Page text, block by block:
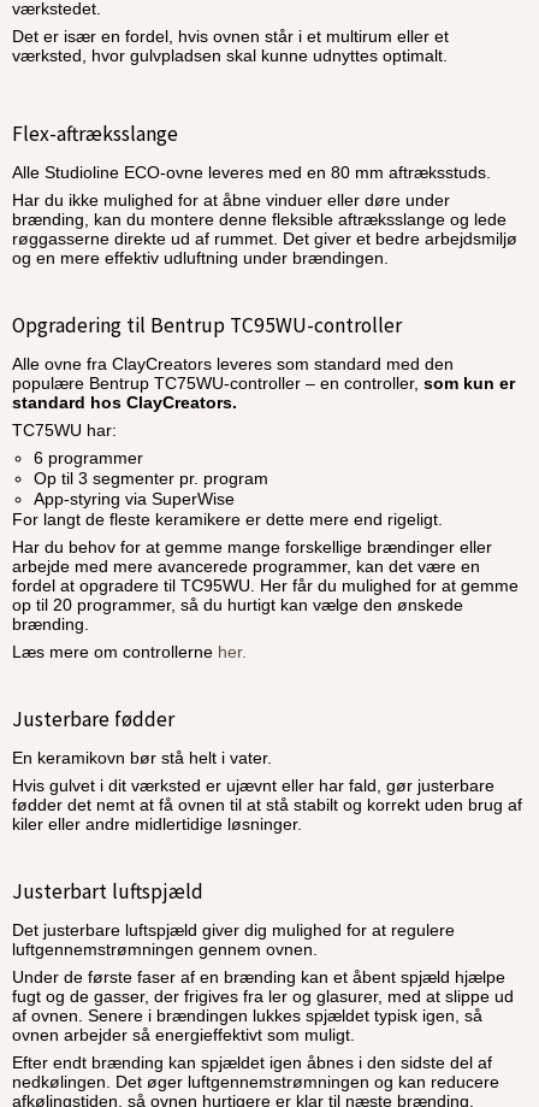
værkstedet.
Det er især en fordel, hvis ovnen står i et multirum eller et
værksted, hvor gulvpladsen skal kunne udnyttes optimalt.
Flex-aftræksslange
Alle Studioline ECO-ovne leveres med en 80 mm aftræksstuds.
Har du ikke mulighed for at åbne vinduer eller døre under
brænding, kan du montere denne fleksible aftræksslange og lede
røggasserne direkte ud af rummet. Det giver et bedre arbejdsmiljø
og en mere effektiv udluftning under brændingen.
Opgradering til Bentrup TC95WU-controller
Alle ovne fra ClayCreators leveres som standard med den
populære Bentrup TC75WU-controller – en controller, som kun er
standard hos ClayCreators.
TC75WU har:
6 programmer
Op til 3 segmenter pr. program
App-styring via SuperWise
For langt de fleste keramikere er dette mere end rigeligt.
Har du behov for at gemme mange forskellige brændinger eller
arbejde med mere avancerede programmer, kan det være en
fordel at opgradere til TC95WU. Her får du mulighed for at gemme
op til 20 programmer, så du hurtigt kan vælge den ønskede
brænding.
Læs mere om controllerne her.
Justerbare fødder
En keramikovn bør stå helt i vater.
Hvis gulvet i dit værksted er ujævnt eller har fald, gør justerbare
fødder det nemt at få ovnen til at stå stabilt og korrekt uden brug af
kiler eller andre midlertidige løsninger.
Justerbart luftspjæld
Det justerbare luftspjæld giver dig mulighed for at regulere
luftgennemstrømningen gennem ovnen.
Under de første faser af en brænding kan et åbent spjæld hjælpe
fugt og de gasser, der frigives fra ler og glasurer, med at slippe ud
af ovnen. Senere i brændingen lukkes spjældet typisk igen, så
ovnen arbejder så energieffektivt som muligt.
Efter endt brænding kan spjældet igen åbnes i den sidste del af
nedkølingen. Det øger luftgennemstrømningen og kan reducere
afkølingstiden, så ovnen hurtigere er klar til næste brænding.